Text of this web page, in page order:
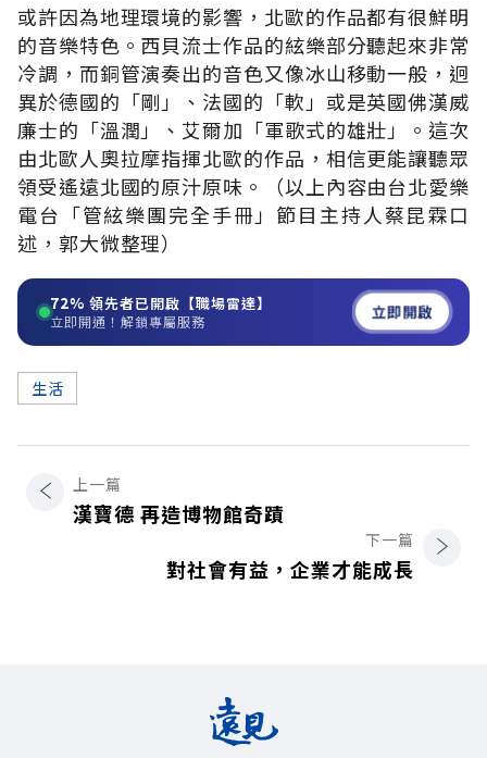
或許因為地理環境的影響，北歐的作品都有很鮮明
的音樂特色。西貝流士作品的絃樂部分聽起來非常
冷調，而銅管演奏出的音色又像冰山移動一般，迥
異於德國的「剛」、法國的「軟」或是英國佛漢威
廉士的「溫潤」、艾爾加「軍歌式的雄壯」。這次
由北歐人奧拉摩指揮北歐的作品，相信更能讓聽眾
領受遙遠北國的原汁原味。（以上內容由台北愛樂
電台「管絃樂團完全手冊」節目主持人蔡昆霖口
述，郭大微整理）
72% 領先者已開啟【職場雷達】
立即開通！解鎖專屬服務 立即開啟
生活
上一篇
漢寶德 再造博物館奇蹟
下一篇
對社會有益，企業才能成長